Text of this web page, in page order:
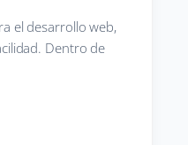
el desarrollo web,
Dentro de